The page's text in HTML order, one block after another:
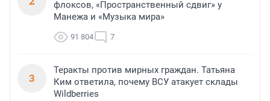
флоксов, «Пространственный сдвиг» у
Манежа и «Музыка мира»
91 804 7
3
Теракты против мирных граждан. Татьяна
Ким ответила, почему ВСУ атакует склады
Wildberries